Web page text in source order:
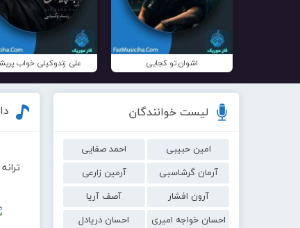
اشوان تو کجایی علی زندوکیلی خواب
لیست خوانندگان
امین حبیبی
احمد صفایی
آرمان گرشاسبی
آرمین زارعی
آرون افشار
آصف آریا
احسان خواجه امیری
احسان دریادل